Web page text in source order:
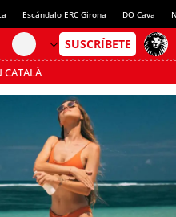
Escándalo ERC Girona DO Cava
CATALÀ